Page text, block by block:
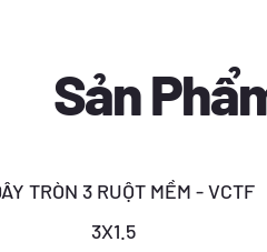
Sản
Giá
gốc
Giá